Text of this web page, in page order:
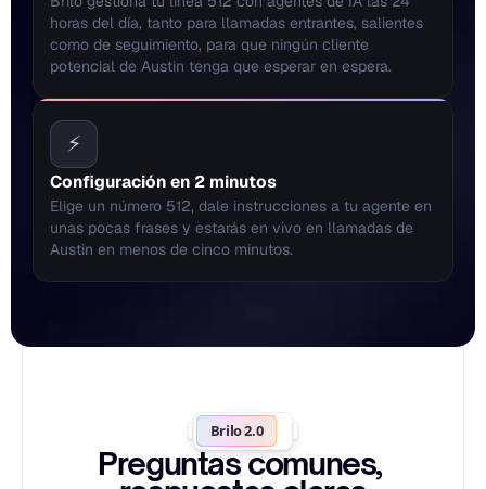
horas del día, tanto para llamadas entrantes, salientes
como de seguimiento, para que ningún cliente
potencial de Austin tenga que esperar en espera.
⚡
Configuración en 2 minutos
Elige un número 512, dale instrucciones a tu agente en
unas pocas frases y estarás en vivo en llamadas de
Austin en menos de cinco minutos.
Brilo 2.0
Preguntas comunes,